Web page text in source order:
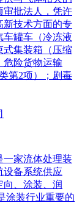
审批法人，凭许
新技术方面的专
车罐车（冷冻液
式集装箱（压缩
危险货物运输
第2项）；剧毒
一家流体处理装
设备系统供应
、涂装、润
涂装行业重要的